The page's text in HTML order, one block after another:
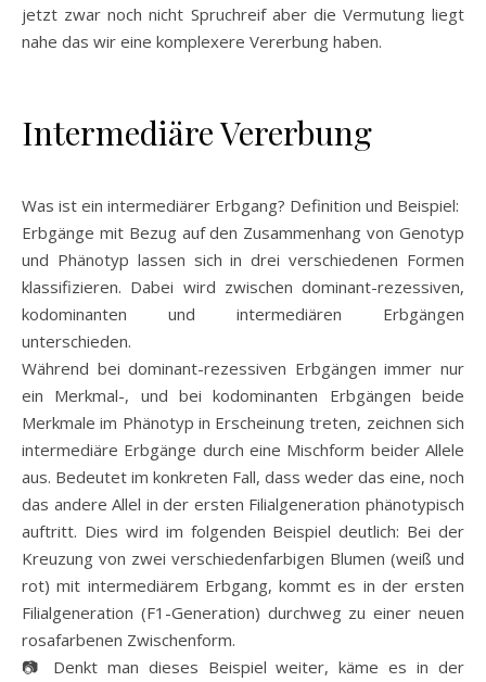
jetzt zwar noch nicht Spruchreif aber die Vermutung liegt
nahe das wir eine komplexere Vererbung haben.
Intermediäre Vererbung
Was ist ein intermediärer Erbgang? Definition und Beispiel:
Erbgänge mit Bezug auf den Zusammenhang von Genotyp
und Phänotyp lassen sich in drei verschiedenen Formen
klassifizieren. Dabei wird zwischen dominant-rezessiven,
kodominanten und intermediären Erbgängen
unterschieden.
Während bei dominant-rezessiven Erbgängen immer nur
ein Merkmal-, und bei kodominanten Erbgängen beide
Merkmale im Phänotyp in Erscheinung treten, zeichnen sich
intermediäre Erbgänge durch eine Mischform beider Allele
aus. Bedeutet im konkreten Fall, dass weder das eine, noch
das andere Allel in der ersten Filialgeneration phänotypisch
auftritt. Dies wird im folgenden Beispiel deutlich: Bei der
Kreuzung von zwei verschiedenfarbigen Blumen (weiß und
rot) mit intermediärem Erbgang, kommt es in der ersten
Filialgeneration (F1-Generation) durchweg zu einer neuen
rosafarbenen Zwischenform.
📷 Denkt man dieses Beispiel weiter, käme es in der